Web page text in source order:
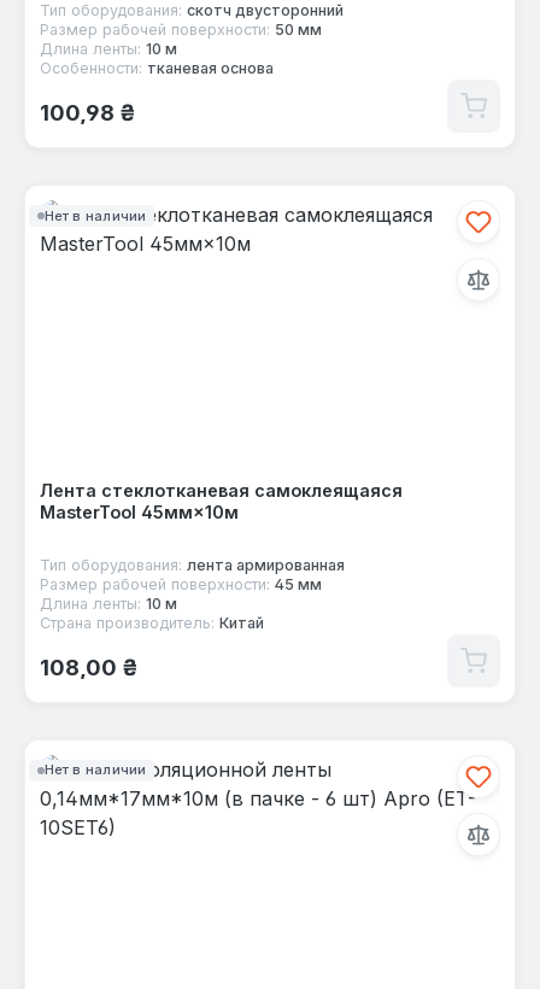
Тип оборудования: скотч двусторонний
Размер рабочей поверхности: 50 мм
Длина ленты: 10 м
Особенности: тканевая основа
Обычная цена:
100,98 ₴
Нет в наличии
Лента стеклотканевая самоклеящаяся
MasterTool 45мм×10м
Тип оборудования: лента армированная
Размер рабочей поверхности: 45 мм
Длина ленты: 10 м
Страна производитель: Китай
Обычная цена:
108,00 ₴
Нет в наличии